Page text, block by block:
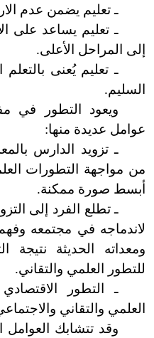
ـ تعليم يضمن عدم
ـ تعليم يساعد على
إلى المراحل الأعلى.
ـ تعليم يُعنى بالتعلم
السليم.
ويعود التطور في
عوامل عديدة منها:
ـ تزويد الدارس
من مواجهة التطورات
أبسط صورة ممكنة.
ـ تطلع الفرد إلى
لاندماجه في مجتمعه
ومعداته الحديثة نتيجة
للتطور العلمي والتقاني.
ـ التطور
العلمي والتقاني
وقد تتشابك